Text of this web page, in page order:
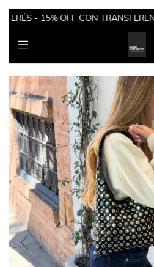
- 15% OFF CON TRANSFERENCIA